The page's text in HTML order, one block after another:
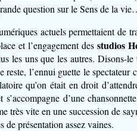
question sur le Sens de la
actuels permettaient de
et l’engagement desstudios
les uns que les autres. Disons-le
l’ennui guette le spectateur
qu’on était en droit
d’une
très vite en une succession de
de présentation assez vaines.